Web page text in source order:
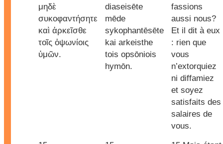
μηδὲ
συκοφαντήσητε
καὶ ἀρκεῖσθε
τοῖς ὀψωνίοις
ὑμῶν.
diaseisēte
mēde
sykophantēsēte
kai arkeisthe
tois opsōniois
hymōn.
fassions
aussi nous?
Et il dit à eux
: rien que
vous
n’extorquiez
ni diffamiez
et soyez
satisfaits des
salaires de
vous.